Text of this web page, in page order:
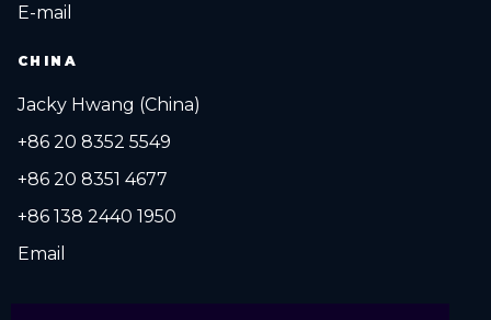
E-mail
CHINA
Jacky Hwang (China)
+86 20 8352 5549
+86 20 8351 4677
+86 138 2440 1950
Email